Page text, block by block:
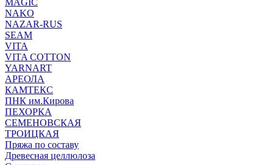
MAGIC
NAKO
NAZAR-RUS
SEAM
VITA
VITA COTTON
YARNART
АРЕОЛА
КАМТЕКС
ПНК им.Кирова
ПЕХОРКА
СЕМЕНОВСКАЯ
ТРОИЦКАЯ
Пряжа по составу
Древесная целлюлоза